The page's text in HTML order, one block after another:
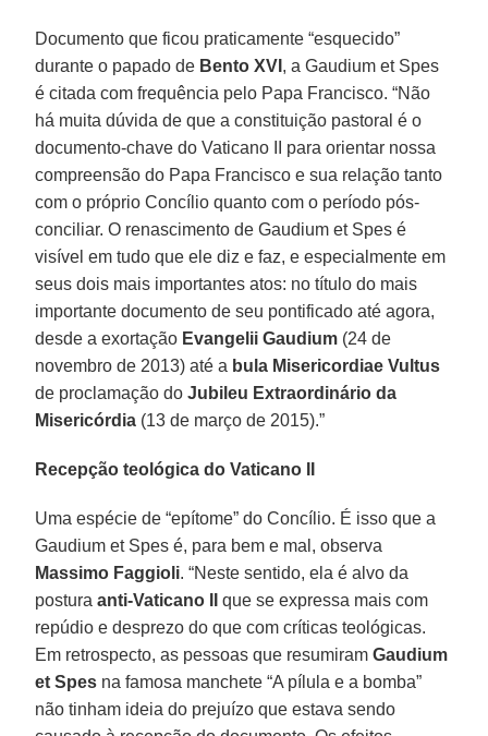
Documento que ficou praticamente “esquecido”
durante o papado de Bento XVI , a Gaudium et Spes
é citada com frequência pelo Papa Francisco. “Não
há muita dúvida de que a constituição pastoral é o
documento-chave do Vaticano II para orientar nossa
compreensão do Papa Francisco e sua relação tanto
com o próprio Concílio quanto com o período pós-
conciliar. O renascimento de Gaudium et Spes é
visível em tudo que ele diz e faz, e especialmente em
seus dois mais importantes atos: no título do mais
importante documento de seu pontificado até agora,
desde a exortação Evangelii Gaudium (24 de
novembro de 2013) até a bula Misericordiae Vultus
de proclamação doJubileu Extraordinário da
Misericórdia (13 de março de 2015).”
Recepção teológica do Vaticano II
Uma espécie de “epítome” do Concílio. É isso que a
Gaudium et Spes é, para bem e mal, observa
Massimo Faggioli. “Neste sentido, ela é alvo da
posturaanti-Vaticano II
que se expressa mais com
repúdio e desprezo do que com críticas teológicas.
Em retrospecto, as pessoas que resumiramGaudium
et Spes na famosa manchete “A pílula e a bomba”
não tinham ideia do prejuízo que estava sendo